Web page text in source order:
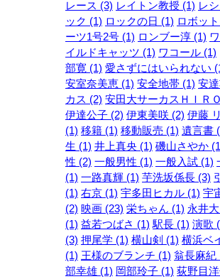
レース (3) レイトン教授 (1) レ
ック (1) ロックの日 (1) ロボッ
ーツ1号2号 (1) ロンブー淳 (1)
イルドキャッツ (1) ワコール (1)
部寛 (1) 愛さずにはいられない
安室奈美恵 (1) 安全地帯 (1) 安
カス (2) 安田大サーカスＨＩＲ
伊達公子 (2) 伊東美咲 (2) 伊藤
(1) 移籍 (1) 移動販売 (1) 遺言書
生 (1) 井上真央 (1) 磯山さやか
性 (2) 一般男性 (1) 一般入試 (1)
(1) 一路真輝 (1) 芋洗坂係長 (3)
(1) 右京 (1) 宇多田ヒカル (1) 宇
(2) 映画 (23) 栄ちゃん (1) 永井
(1) 益若つばさ (1) 駅長 (1) 演歌
(3) 押尾学 (1) 横山剣 (1) 横浜ベ
(1) 王様のブランチ (1) 翁長麻紀
部幸雄 (1) 岡部玲子 (1) 荻野目